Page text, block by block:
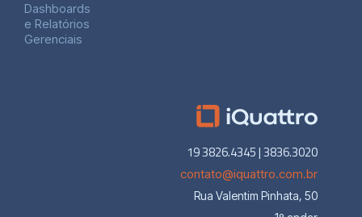
Dashboards
e Relatórios
Gerenciais
19 3826.4345 | 3836.3020
contato@iquattro.com.br
Rua Valentim Pinhata, 50